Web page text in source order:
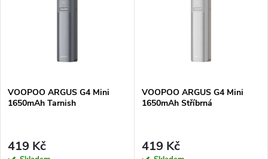
p
r
s
p
r
VOOPOO ARGUS G4 Mini
1650mAh Tarnish
419 Kč
VOOPOO ARGUS G4 Mini
1650mAh Stříbrná
419 Kč